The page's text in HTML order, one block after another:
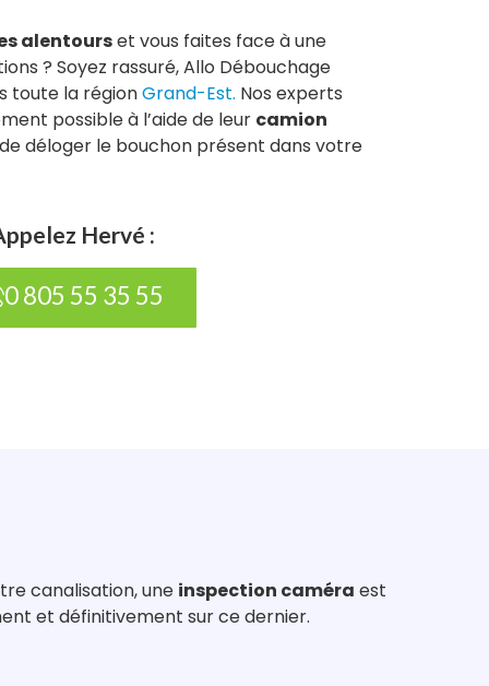
alentourset vous faites face à une
? Soyez rassuré, Allo Débouchage
toute la régionGrand-Est. Nos experts
possible à l’aide de leur camion
déloger le bouchon présent dans votre
Hervé :
0 805 55 35 55
canalisation, une inspection caméra est
et définitivement sur ce dernier.